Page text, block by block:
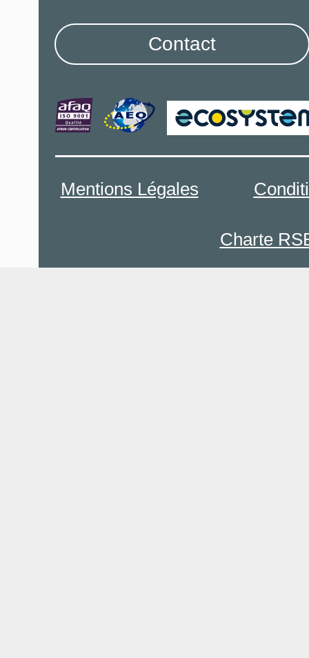
Mentions Légales
Charte
Contact